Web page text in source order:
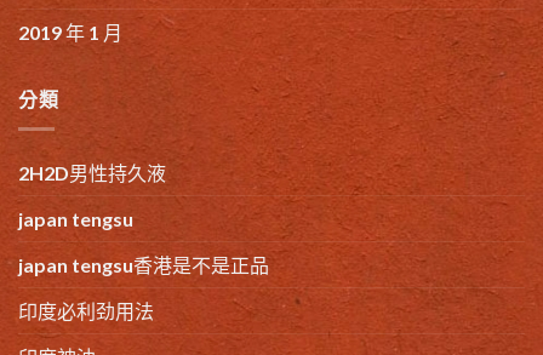
2019 年 1 月
分類
2H2D男性持久液
japan tengsu
japan tengsu香港是不是正品
印度必利劲用法